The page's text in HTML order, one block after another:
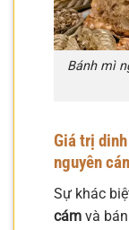
Bánh mì
Giá trị
nguyên
Sự khác
cám và